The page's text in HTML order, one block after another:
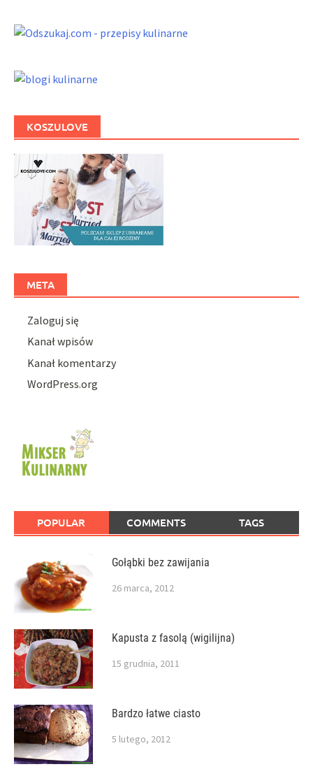
KOSZULOVE
META
Zaloguj się
Kanał wpisów
Kanał komentarzy
WordPress.org
POPULAR COMMENTS TAGS
Gołąbki bez zawijania
26 marca, 2012
Kapusta z fasolą (wigilijna)
15 grudnia, 2011
Bardzo łatwe ciasto
5 lutego, 2012